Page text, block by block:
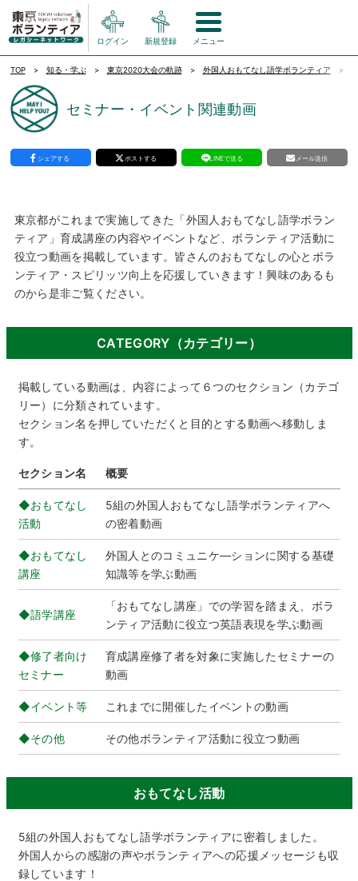
ログイン 新規登録 メニュー
TOP 知る・学ぶ 東京2020大会の軌跡 外国人おもてなし語学ボランティア
セミナー・イベント関連動画
シェアする ポストする LINEで送る メール送信
東京都がこれまで実施してきた「外国人おもてなし語学ボラン
ティア」育成講座の内容やイベントなど、ボランティア活動に
役立つ動画を掲載しています。皆さんのおもてなしの心とボラ
ンティア・スピリッツ向上を応援していきます！興味のあるも
のから是非ご覧ください。
CATEGORY（カテゴリー）
掲載している動画は、内容によって６つのセクション（カテゴ
リー）に分類されています。
セクション名を押していただくと目的とする動画へ移動しま
す。
セクション名 概要
◆おもてなし
活動
5組の外国人おもてなし語学ボランティアへ
の密着動画
◆おもてなし
講座
外国人とのコミュニケ―ションに関する基礎
知識等を学ぶ動画
◆語学講座
「おもてなし講座」での学習を踏まえ、ボラ
ンティア活動に役立つ英語表現を学ぶ動画
◆修了者向け
セミナー
育成講座修了者を対象に実施したセミナーの
動画
◆イベント等 これまでに開催したイベントの動画
◆その他 その他ボランティア活動に役立つ動画
おもてなし活動
5組の外国人おもてなし語学ボランティアに密着しました。
外国人からの感謝の声やボランティアへの応援メッセージも収
録しています！